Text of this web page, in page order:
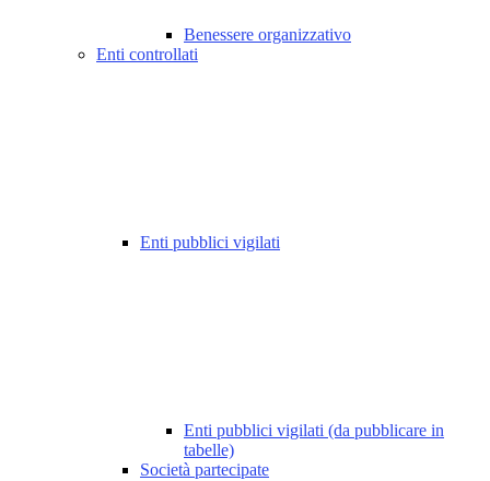
Benessere organizzativo
Enti controllati
Enti pubblici vigilati
Enti pubblici vigilati (da pubblicare in
tabelle)
Società partecipate